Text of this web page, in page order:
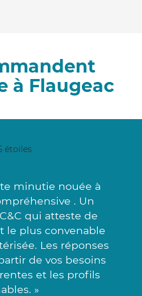
à Flaugeac
minutie nouée à
. Un
qui atteste de
le plus convenable
Les réponses
de vos besoins
et les profils
»